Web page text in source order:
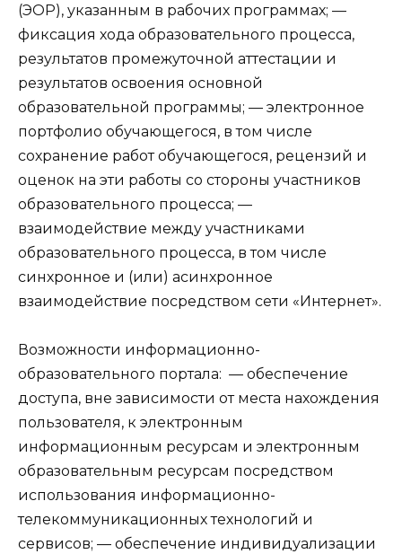
(ЭОР), указанным в рабочих программах; —
фиксация хода образовательного процесса,
результатов промежуточной аттестации и
результатов освоения основной
образовательной программы; — электронное
портфолио обучающегося, в том числе
сохранение работ обучающегося, рецензий и
оценок на эти работы со стороны участников
образовательного процесса; —
взаимодействие между участниками
образовательного процесса, в том числе
синхронное и (или) асинхронное
взаимодействие посредством сети «Интернет».
Возможности информационно-
образовательного портала: — обеспечение
доступа, вне зависимости от места нахождения
пользователя, к электронным
информационным ресурсам и электронным
образовательным ресурсам посредством
использования информационно-
телекоммуникационных технологий и
сервисов; — обеспечение индивидуализации